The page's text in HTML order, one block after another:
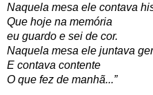
Naquela mesa ele contava
Que hoje na memória
eu guardo e sei de cor.
Naquela mesa ele juntava
E contava contente
O que fez de manhã...”